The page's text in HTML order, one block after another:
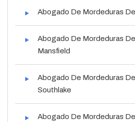
Abogado De Mordeduras
Abogado De Mordeduras
Mansfield
Abogado De Mordeduras
Southlake
Abogado De Mordeduras